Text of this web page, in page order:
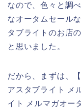
なので、色々と調
なオータムセール
タブライトのお店
と思いました。
だから、まずは、
アスタブライト メ
イト メルマガオー